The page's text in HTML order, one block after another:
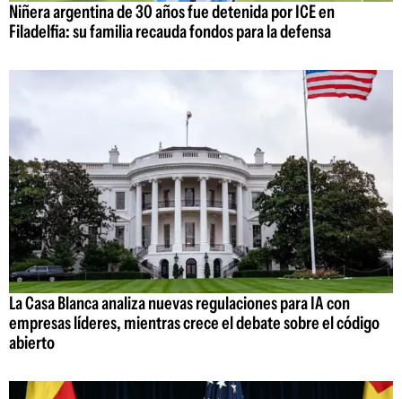
Niñera argentina de 30 años fue detenida por ICE en
Filadelfia: su familia recauda fondos para la defensa
La Casa Blanca analiza nuevas regulaciones para IA con
empresas líderes, mientras crece el debate sobre el código
abierto